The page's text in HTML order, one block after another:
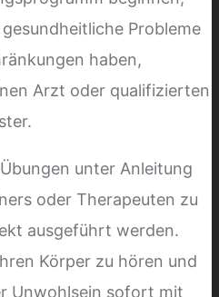
Probleme
haben,
Arzt oder qualifizierten
unter Anleitung
oder Therapeuten zu
ausgeführt werden.
Körper zu hören und
Unwohlsein sofort mit